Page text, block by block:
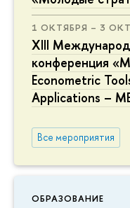
1 ОКТЯБРЯ – 3
XIII
конференция
Econometric
Applications –
се мероприятия
ОБРАЗОВАНИЕ